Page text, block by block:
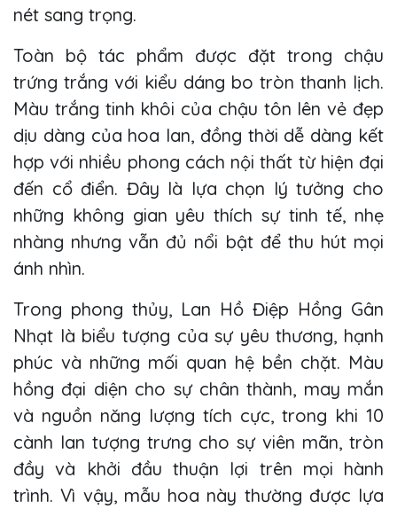
nét sang trọng.
Toàn bộ tác phẩm được đặt trong chậu
trứng trắng với kiểu dáng bo tròn thanh lịch.
Màu trắng tinh khôi của chậu tôn lên vẻ đẹp
dịu dàng của hoa lan, đồng thời dễ dàng kết
hợp với nhiều phong cách nội thất từ hiện đại
đến cổ điển. Đây là lựa chọn lý tưởng cho
những không gian yêu thích sự tinh tế, nhẹ
nhàng nhưng vẫn đủ nổi bật để thu hút mọi
ánh nhìn.
Trong phong thủy, Lan Hồ Điệp Hồng Gân
Nhạt là biểu tượng của sự yêu thương, hạnh
phúc và những mối quan hệ bền chặt. Màu
hồng đại diện cho sự chân thành, may mắn
và nguồn năng lượng tích cực, trong khi 10
cành lan tượng trưng cho sự viên mãn, tròn
đầy và khởi đầu thuận lợi trên mọi hành
trình. Vì vậy, mẫu hoa này thường được lựa